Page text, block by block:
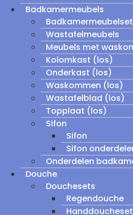
Badkamermeubels
Badkamermeubelset
Wastafelmeubels
Meubels met
Kolomkast (los)
Onderkast (los)
Waskommen (los)
Wastafelblad (los)
Topplaat (los)
Sifon
Sifon
Sifon
Onderdelen
Douche
Douchesets
Regendouche
Handdoucheset